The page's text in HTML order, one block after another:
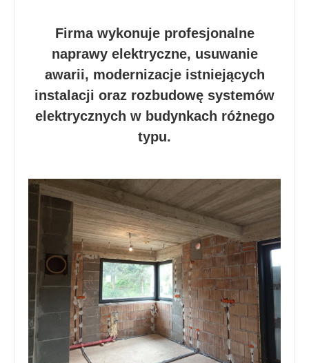
Firma wykonuje profesjonalne
naprawy elektryczne, usuwanie
awarii, modernizacje istniejących
instalacji oraz rozbudowę systemów
elektrycznych w budynkach różnego
typu.